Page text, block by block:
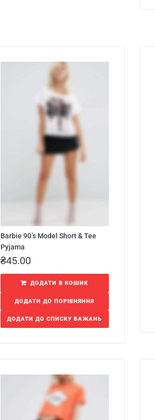
Barbie 90’s Model Short & Tee
Pyjama
₴45.00
ДОДАТИ В КОШИК
ДОДАТИ ДО ПОРІВНЯННЯ
ДОДАТИ ДО СПИСКУ БАЖАНЬ